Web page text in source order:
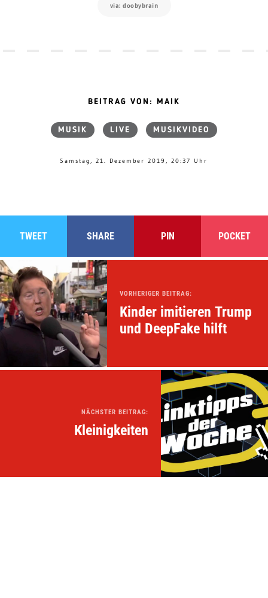
via: doobybrain
BEITRAG VON: MAIK
MUSIK LIVE MUSIKVIDEO
Samstag, 21. Dezember 2019, 20:37 Uhr
TWEET SHARE PIN POCKET
VORHERIGER BEITRAG:
Kinder imitieren Trump
und DeepFake hilft
NÄCHSTER BEITRAG:
Kleinigkeiten